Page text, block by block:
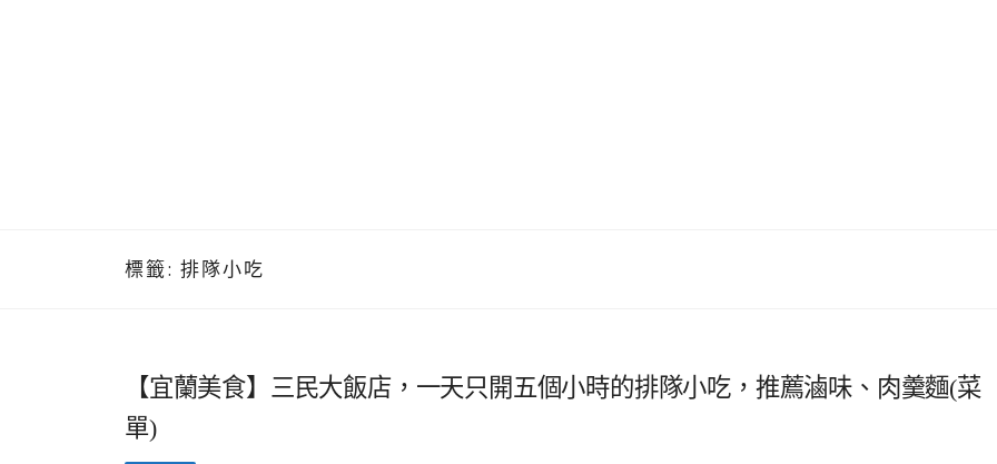
標籤: 排隊小吃
【宜蘭美食】三民大飯店，一天只開五個小時的排隊小吃，推薦滷味、肉羹麵(菜
單)